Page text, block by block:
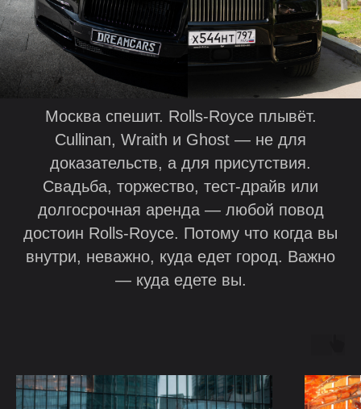
Москва спешит. Rolls-Royce плывёт.
Cullinan, Wraith и Ghost — не для
доказательств, а для присутствия.
Свадьба, торжество, тест-драйв или
долгосрочная аренда — любой повод
достоин Rolls-Royce. Потому что когда вы
внутри, неважно, куда едет город. Важно
— куда едете вы.